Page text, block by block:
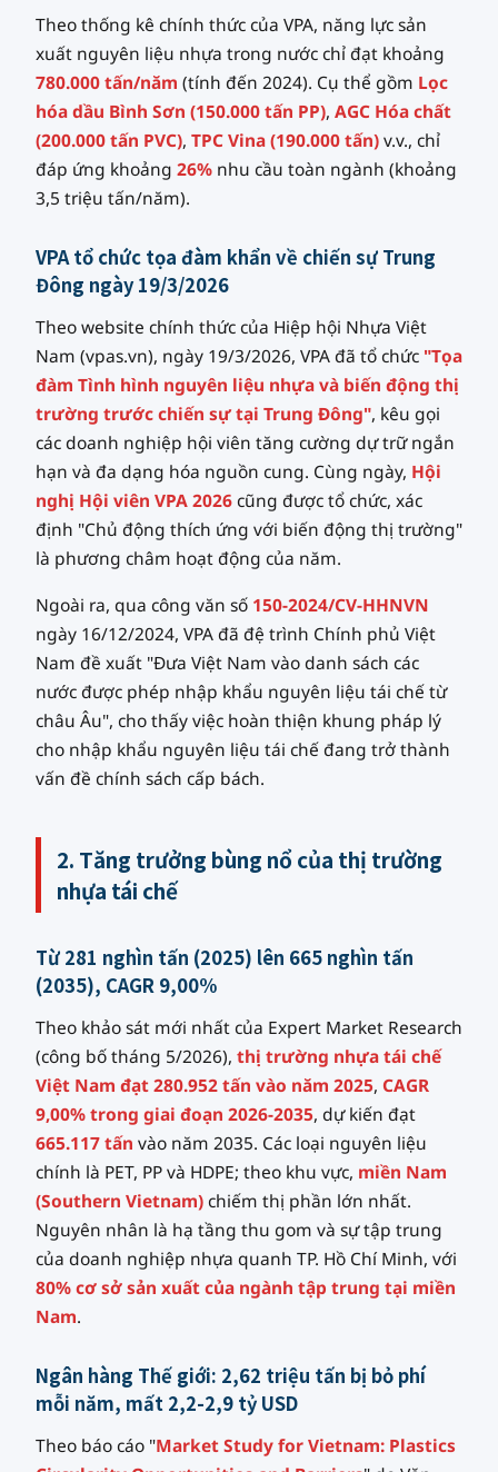
Theo thống kê chính thức của VPA, năng lực sản
xuất nguyên liệu nhựa trong nước chỉ đạt khoảng
780.000 tấn/năm (tính đến 2024). Cụ thể gồm Lọc
hóa dầu Bình Sơn (150.000 tấn PP), AGC Hóa chất
(200.000 tấn PVC), TPC Vina (190.000 tấn)v.v., chỉ
đáp ứng khoảng 26% nhu cầu toàn ngành (khoảng
3,5 triệu tấn/năm).
VPA tổ chức tọa đàm khẩn về chiến sự Trung
Đông ngày 19/3/2026
Theo website chính thức của Hiệp hội Nhựa Việt
Nam (vpas.vn), ngày 19/3/2026, VPA đã tổ chức "Tọa
đàm Tình hình nguyên liệu nhựa và biến động thị
trường trước chiến sự tại Trung Đông", kêu gọi
các doanh nghiệp hội viên tăng cường dự trữ ngắn
hạn và đa dạng hóa nguồn cung. Cùng ngày, Hội
nghị Hội viên VPA 2026cũng được tổ chức, xác
định "Chủ động thích ứng với biến động thị trường"
là phương châm hoạt động của năm.
Ngoài ra, qua công văn số 150-2024/CV-HHNVN
ngày 16/12/2024, VPA đã đệ trình Chính phủ Việt
Nam đề xuất "Đưa Việt Nam vào danh sách các
nước được phép nhập khẩu nguyên liệu tái chế từ
châu Âu", cho thấy việc hoàn thiện khung pháp lý
cho nhập khẩu nguyên liệu tái chế đang trở thành
vấn đề chính sách cấp bách.
2. Tăng trưởng bùng nổ của thị trường
nhựa tái chế
Từ 281 nghìn tấn (2025) lên 665 nghìn tấn
(2035), CAGR 9,00%
Theo khảo sát mới nhất của Expert Market Research
(công bố tháng 5/2026), thị trường nhựa tái chế
Việt Nam đạt 280.952 tấn vào năm 2025, CAGR
9,00% trong giai đoạn 2026-2035, dự kiến đạt
665.117 tấn vào năm 2035. Các loại nguyên liệu
chính là PET, PP và HDPE; theo khu vực, miền Nam
(Southern Vietnam)chiếm thị phần lớn nhất.
Nguyên nhân là hạ tầng thu gom và sự tập trung
của doanh nghiệp nhựa quanh TP. Hồ Chí Minh, với
80% cơ sở sản xuất của ngành tập trung tại miền
Nam.
Ngân hàng Thế giới: 2,62 triệu tấn bị bỏ phí
mỗi năm, mất 2,2-2,9 tỷ USD
Theo báo cáo "Market Study for Vietnam: Plastics